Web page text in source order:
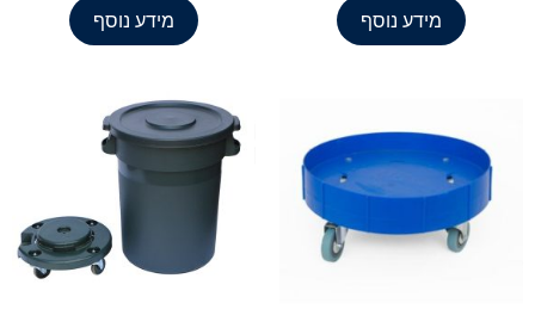
מידע נוסף מידע נוסף